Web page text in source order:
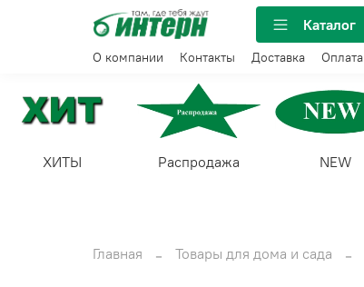
Каталог
О компании Контакты Доставка Оплата
ХИТЫ Распродажа NEW
Главная
Товары для дома и сада